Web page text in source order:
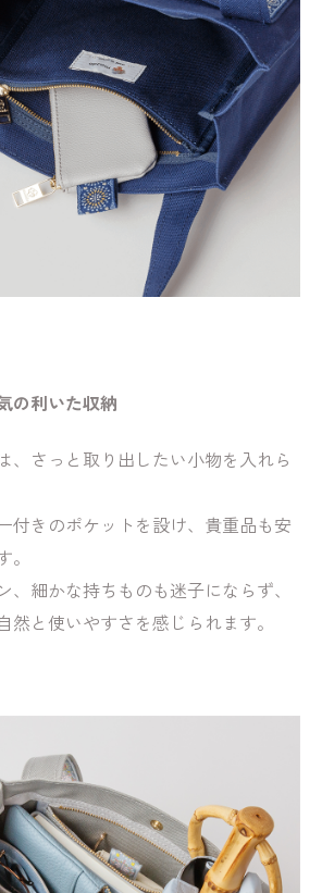
の利いた収納
、さっと取り出したい小物を入れら
付きのポケットを設け、貴重品も安
。
、細かな持ちものも迷子にならず、
然と使いやすさを感じられます。